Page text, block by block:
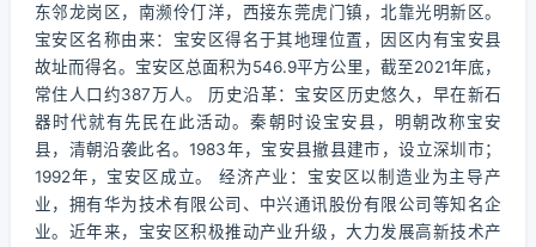
东邻龙岗区，南濒伶仃洋，西接东莞虎门镇，北靠光明新区。
宝安区名称由来：宝安区得名于其地理位置，因区内有宝安县
故址而得名。宝安区总面积为546.9平方公里，截至2021年底，
常住人口约387万人。 历史沿革：宝安区历史悠久，早在新石
器时代就有先民在此活动。秦朝时设宝安县，明朝改称宝安
县，清朝沿袭此名。1983年，宝安县撤县建市，设立深圳市；
1992年，宝安区成立。 经济产业：宝安区以制造业为主导产
业，拥有华为技术有限公司、中兴通讯股份有限公司等知名企
业。近年来，宝安区积极推动产业升级，大力发展高新技术产